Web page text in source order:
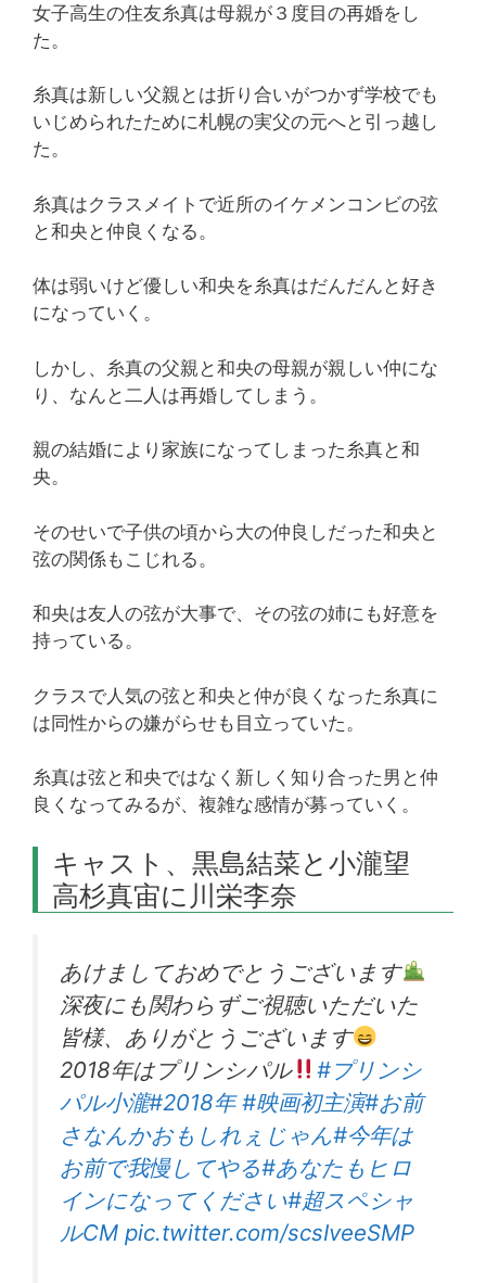
女子高生の住友糸真は母親が３度目の再婚をし
た。
糸真は新しい父親とは折り合いがつかず学校でも
いじめられたために札幌の実父の元へと引っ越し
た。
糸真はクラスメイトで近所のイケメンコンビの弦
と和央と仲良くなる。
体は弱いけど優しい和央を糸真はだんだんと好き
になっていく。
しかし、糸真の父親と和央の母親が親しい仲にな
り、なんと二人は再婚してしまう。
親の結婚により家族になってしまった糸真と和
央。
そのせいで子供の頃から大の仲良しだった和央と
弦の関係もこじれる。
和央は友人の弦が大事で、その弦の姉にも好意を
持っている。
クラスで人気の弦と和央と仲が良くなった糸真に
は同性からの嫌がらせも目立っていた。
糸真は弦と和央ではなく新しく知り合った男と仲
良くなってみるが、複雑な感情が募っていく。
キャスト、黒島結菜と小瀧望
高杉真宙に川栄李奈
あけましておめでとうございます
深夜にも関わらずご視聴いただいた
皆様、ありがとうございます
2018年はプリンシパル
#プリンシ
パル小瀧#2018年 #映画初主演#お前
さなんかおもしれぇじゃん#今年は
お前で我慢してやる#あなたもヒロ
インになってください#超スペシャ
ルCM pic.twitter.com/scsIveeSMP